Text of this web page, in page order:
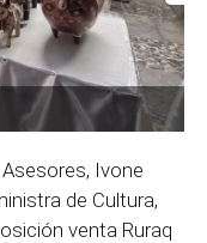
Ivone
de Cultura,
venta Ruraq